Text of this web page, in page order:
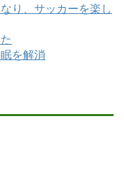
り、サッカーを楽し
を解消